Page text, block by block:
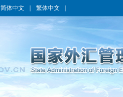
简体中文 繁体中文